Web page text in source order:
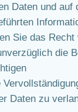
Daten und auf
Sie das Recht
die
Daten zu